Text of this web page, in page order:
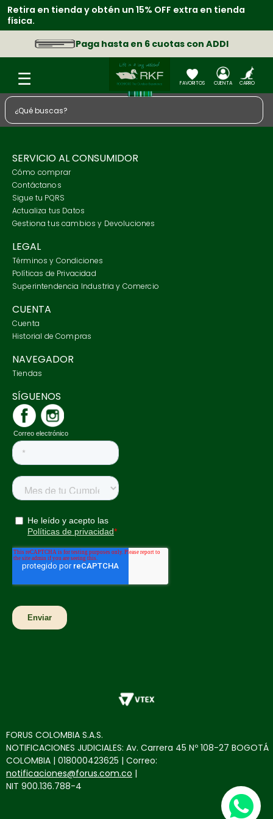
Retira en tienda y obtén un 15% OFF extra en tienda
física.
Paga hasta en 6 cuotas con ADDI
¿Qué buscas?
SERVICIO AL CONSUMIDOR
Cómo comprar
Contáctanos
Sigue tu PQRS
Actualiza tus Datos
Gestiona tus cambios y Devoluciones
LEGAL
Términos y Condiciones
Políticas de Privacidad
Superintendencia Industria y Comercio
CUENTA
Cuenta
Historial de Compras
NAVEGADOR
Tiendas
SÍGUENOS
FORUS COLOMBIA S.A.S.
NOTIFICACIONES JUDICIALES: Av. Carrera 45 Nº 108-27 BOGOTÁ
COLOMBIA | 018000423625 | Correo:
notificaciones@forus.com.co |
NIT 900.136.788-4
1.
zapatos
2.
chaquetas
3.
camisa
4
sacos
6.
morral
7.
tenis
8.
tarjetero
9.